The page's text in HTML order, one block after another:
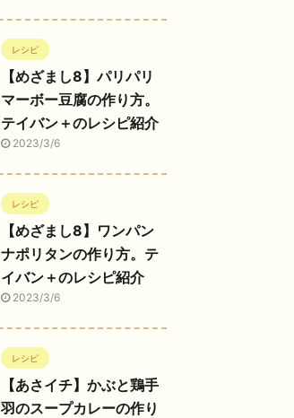
レシピ
【めざまし8】パリパリ
マーボー豆腐の作り方。
テイバン＋のレシピ紹介
2023/3/6
レシピ
【めざまし8】ワンパン
ナポリタンの作り方。テ
イバン＋のレシピ紹介
2023/3/6
レシピ
【あさイチ】かぶと鶏手
羽のスープカレーの作り